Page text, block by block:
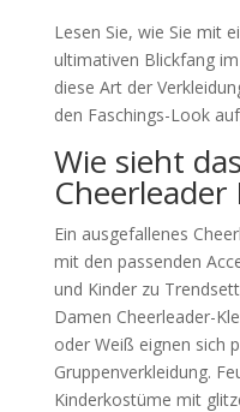
Lesen Sie, wie Sie mit
ultimativen Blickfang
diese Art der
den Faschings-Look
Wie sieht
Cheerleader
Ein ausgefallenes
mit den passenden
und Kinder zu
Damen Cheerleader-
oder Weiß eignen sich
Gruppenverkleidung.
Kinderkostüme mit